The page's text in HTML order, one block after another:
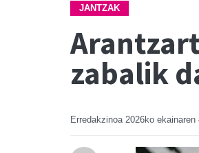
JANTZAK
zabalik
Erredakzinoa 2026ko ekainaren